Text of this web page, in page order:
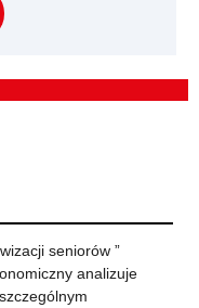
seniorów ”
analizuje